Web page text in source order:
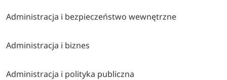
Administracja i bezpieczeństwo wewnętrzne
Administracja i biznes
Administracja i polityka publiczna